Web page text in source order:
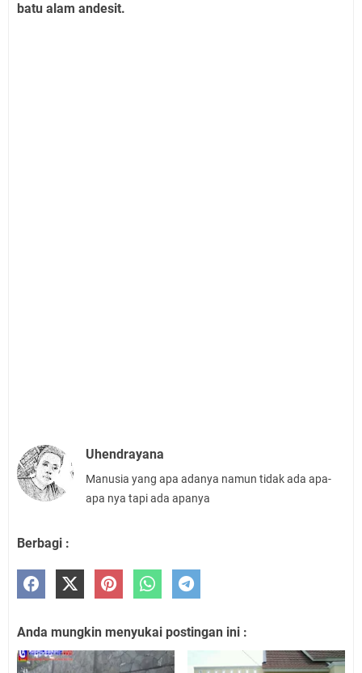
batu alam andesit.
Uhendrayana
Manusia yang apa adanya namun tidak ada apa-
apa nya tapi ada apanya
Berbagi :
Anda mungkin menyukai postingan ini :